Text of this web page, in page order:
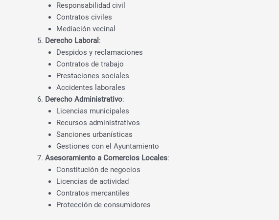
Responsabilidad civil
Contratos civiles
Mediación vecinal
Derecho Laboral :
Despidos y reclamaciones
Contratos de trabajo
Prestaciones sociales
Accidentes laborales
Derecho Administrativo:
Licencias municipales
Recursos administrativos
Sanciones urbanísticas
Gestiones con el Ayuntamiento
Asesoramiento a Comercios Locales:
Constitución de negocios
Licencias de actividad
Contratos mercantiles
Protección de consumidores